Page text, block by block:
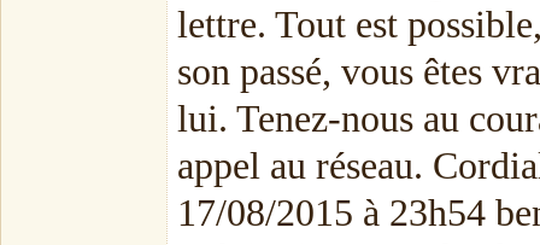
lettre. Tout est
son passé, vous êtes
lui. Tenez-nous au
appel au réseau.
17/08/2015 à 23h54